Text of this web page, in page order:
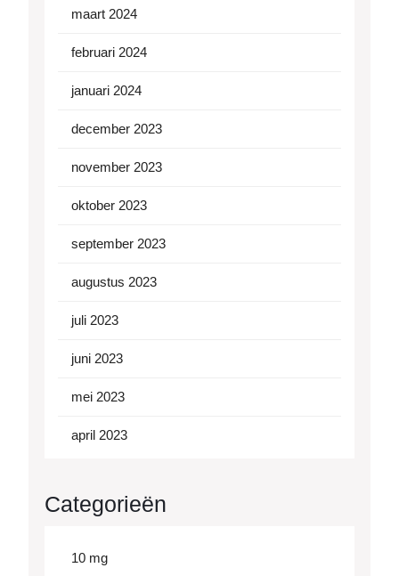
maart 2024
februari 2024
januari 2024
december 2023
november 2023
oktober 2023
september 2023
augustus 2023
juli 2023
juni 2023
mei 2023
april 2023
Categorieën
10 mg